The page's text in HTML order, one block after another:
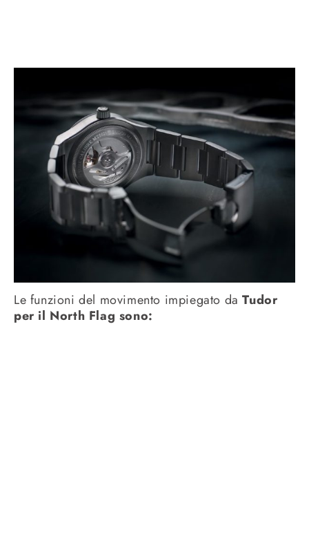
Le funzioni del movimento impiegato daTudor
per il North Flag sono: